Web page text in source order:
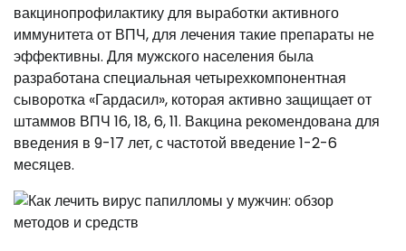
вакцинопрофилактику для выработки активного
иммунитета от ВПЧ, для лечения такие препараты не
эффективны. Для мужского населения была
разработана специальная четырехкомпонентная
сыворотка «Гардасил», которая активно защищает от
штаммов ВПЧ 16, 18, 6, 11. Вакцина рекомендована для
введения в 9-17 лет, с частотой введение 1-2-6
месяцев.